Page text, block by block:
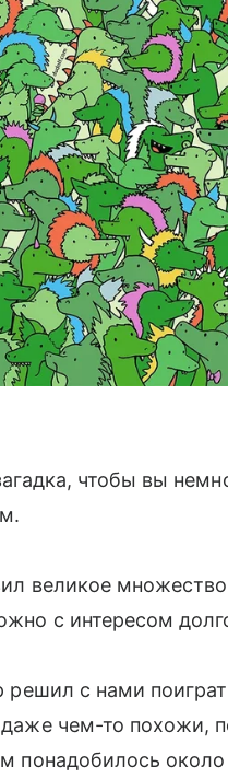
чтобы вы
великое
с интересом
решил с нами
чем-то похожи,
понадобилось